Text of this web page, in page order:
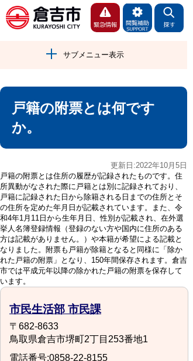
サブメニュー表示
戸籍の附票とは何です
か。
更新日:2022年10月5日
戸籍の附票とは住所の履歴が記録されたものです。住
所異動がなされた際に戸籍とは別に記録されており、
戸籍に記録された日から除籍される日までの住所とそ
の住所を定めた年月日が記載されています。また、令
和4年1月11日から生年月日、性別が記載され、在外選
挙人名簿登録情報（登録のない方や国内に住所のある
方は記載がありません。）や本籍が希望による記載と
なりました。附票も戸籍が除籍となると同様に「除か
れた戸籍の附票」となり、150年間保存されます。倉吉
市では平成元年以降の除かれた戸籍の附票を保存して
います。
市民生活部 市民課
〒682-8633
鳥取県倉吉市堺町2丁目253番地1
電話番号:0858-22-8155